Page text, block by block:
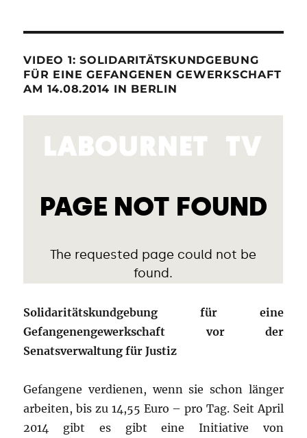
VIDEO 1: SOLIDARITÄTSKUNDGEBUNG
FÜR EINE GEFANGENEN GEWERKSCHAFT
AM 14.08.2014 IN BERLIN
Solidaritätskundgebung für eine
Gefangenengewerkschaft vor der
Senatsverwaltung für Justiz
Gefangene verdienen, wenn sie schon länger
arbeiten, bis zu 14,55 Euro – pro Tag. Seit April
2014 gibt es gibt eine Initiative von